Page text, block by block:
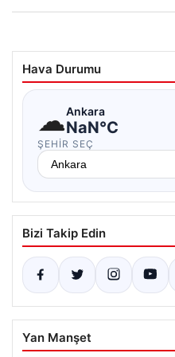
Hava Durumu
☁Ankara
NaN°C
ŞEHIR SEÇ
Bizi Takip Edin
Yan Manşet